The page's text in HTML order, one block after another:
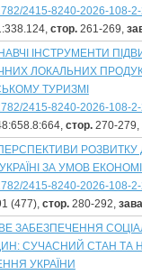
2415-8240-2026-108-
стор.261-269,
ІНСТРУМЕНТИ
ЛОКАЛЬНИХ
ТУРИЗМІ
2415-8240-2026-108-
стор.270-279,
ЗА УМОВ
2415-8240-2026-108-
(477), стор.280-292,
ЗАБЕЗПЕЧЕННЯ
СУЧАСНИЙ СТАН
УКРАЇНИ